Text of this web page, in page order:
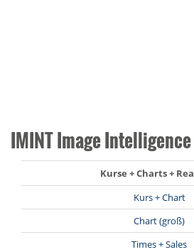
IMINT Image
Kurse + Charts +
Kurs + Chart
Chart (groß)
Times + Sales